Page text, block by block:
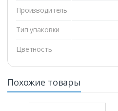
Производитель
Тип упаковки
Цветность
Похожие товары